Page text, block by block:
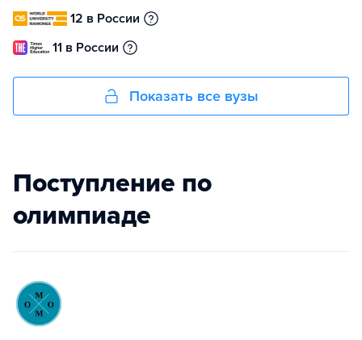
12 в России
11 в России
Показать все вузы
Поступление по
олимпиаде